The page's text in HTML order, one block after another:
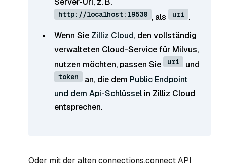
http://localhost:19530 , als uri .
Wenn Sie Zilliz Cloud, den vollständig
verwalteten Cloud-Service für Milvus,
nutzen möchten, passen Sie
uri und
token an, die dem Public Endpoint
und dem Api-Schlüssel in Zilliz Cloud
entsprechen.
Oder mit der alten connections.connect API